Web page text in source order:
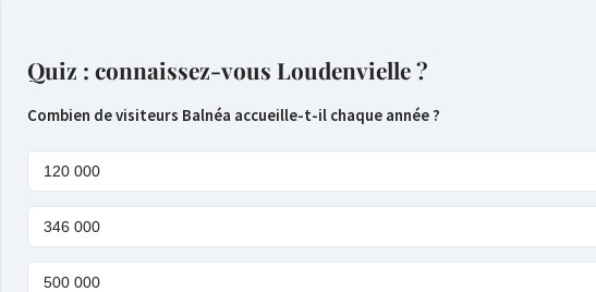
Quiz : connaissez-vous Loudenvielle ?
Combien de visiteurs Balnéa accueille-t-il chaque année ?
120 000
346 000
500 000